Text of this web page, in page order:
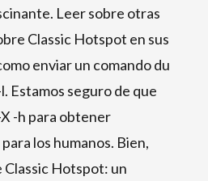
Leer sobre otras
Classic Hotspot en sus
enviar un comando du
Estamos seguro de que
-h para obtener
los humanos. Bien,
Classic Hotspot: un